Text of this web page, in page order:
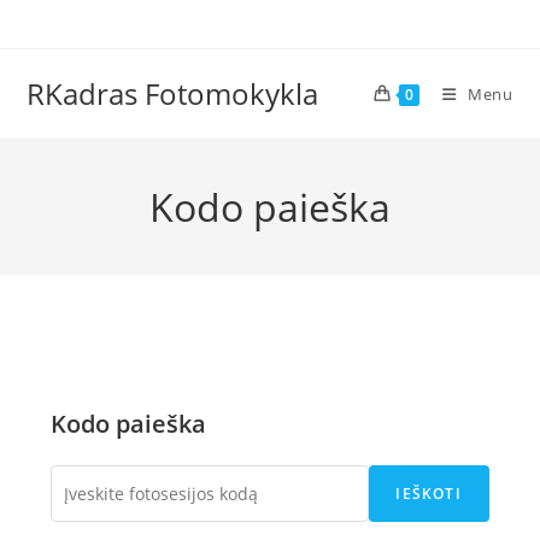
RKadras Fotomokykla 0 Menu
Kodo paieška
Kodo paieška
IEŠKOTI